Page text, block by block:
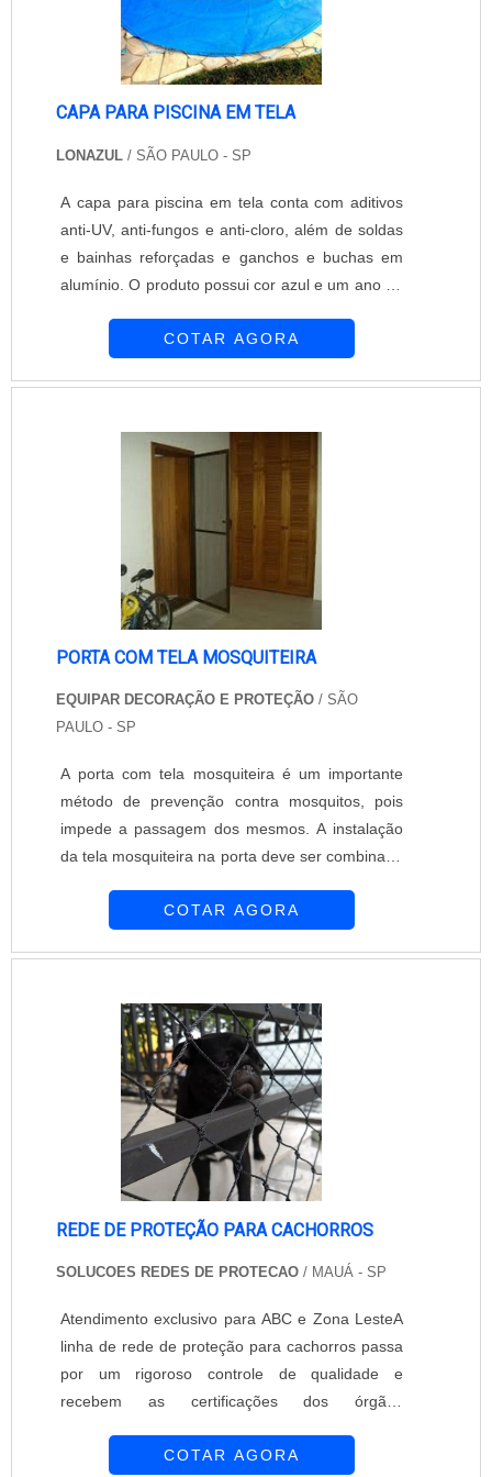
proporciona a você e a família a proteção que
vocês merecem. .
CAPA PARA PISCINA EM TELA
LONAZUL / SÃO PAULO - SP
A capa para piscina em tela conta com aditivos
anti-UV, anti-fungos e anti-cloro, além de soldas
e bainhas reforçadas e ganchos e buchas em
alumínio. O produto possui cor azul e um ano de
Além disso, a capa para piscinas em tela é toda
características da capa para pisc....
COTAR AGORA
PORTA COM TELA MOSQUITEIRA
EQUIPAR DECORAÇÃO E PROTEÇÃO / SÃO
PAULO - SP
A porta com tela mosquiteira é um importante
método de prevenção contra mosquitos, pois
impede a passagem dos mesmos. A instalação
da tela mosquiteira na porta deve ser combinada
ambiente, evitando que o mosquito encontre
mercado. Conta com profissionais altamente
qualific....
COTAR AGORA
REDE DE PROTEÇÃO PARA CACHORROS
SOLUCOES REDES DE PROTECAO / MAUÁ - SP
Atendimento exclusivo para ABC e Zona LesteA
linha de rede de proteção para cachorros passa
por um rigoroso controle de qualidade e
recebem as certificações dos órgãos
produto. A empresa oferece o melhor em custo x
COTAR AGORA